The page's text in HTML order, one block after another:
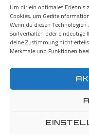
Um dir ein optimales Erlebnis
Cookies, um
Wenn du diesen
Surfverhalten oder eindeutige
deine Zustimmung nicht
Merkmale und Funktionen
Schüttgut-Transporte
Erdbau
Abbrucharbeiten
Entsorgung
Referenzen
Im Gewerbegebiet 4
38315 Schladen